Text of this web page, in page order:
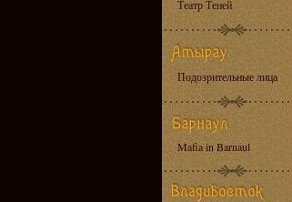
Театр Теней
Подозрительные лица
Mafia in Barnaul